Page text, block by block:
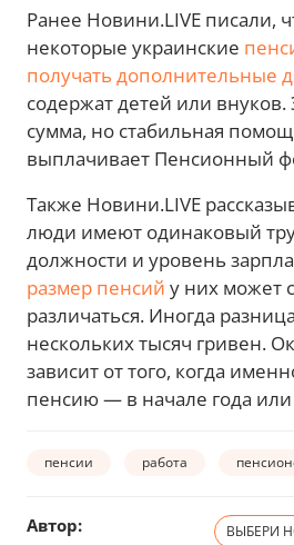
Ранее Новини.LIVE писали,
некоторые украинские
получать дополнительные
содержат детей или
сумма, но стабильная
выплачивает Пенсионный
Также Новини.LIVE
люди имеют одинаковый
должности и уровень
размер пенсий у них может
различаться. Иногда
нескольких тысяч гривен.
зависит от того, когда
пенсию — в начале года
пенсии работа
Автор: ВЫБЕРИ